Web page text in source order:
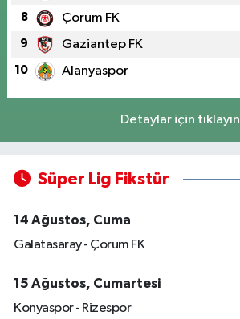
8 Çorum FK
9 Gaziantep FK
10 Alanyaspor
Detaylar için tıklayın
Süper Lig Fikstür
14 Ağustos, Cuma
Galatasaray - Çorum FK
15 Ağustos, Cumartesi
Konyaspor - Rizespor